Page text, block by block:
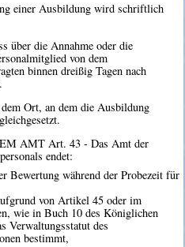
einer Ausbildung wird schriftlich
über die Annahme oder die
von dem
binnen dreißig Tagen nach
Ort, an dem die Ausbildung
AMT Art. 43 - Das Amt der
endet:
Bewertung während der Probezeit für
von Artikel 45 oder im
wie in Buch 10 des Königlichen
Verwaltungsstatut des
bestimmt,